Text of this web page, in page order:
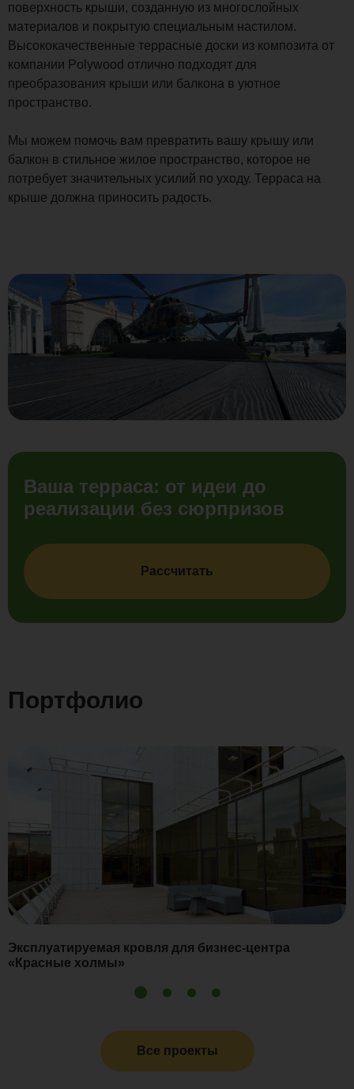
поверхность крыши, созданную из многослойных
материалов и покрытую специальным настилом.
Высококачественные террасные доски из композита от
компании Polywood отлично подходят для
преобразования крыши или балкона в уютное
пространство.
Мы можем помочь вам превратить вашу крышу или
балкон в стильное жилое пространство, которое не
потребует значительных усилий по уходу. Терраса на
крыше должна приносить радость.
Ваша терраса: от идеи до
реализации без сюрпризов
Рассчитать
Портфолио
Эксплуатируемая кровля для бизнес-центра
«Красные холмы»
Все проекты